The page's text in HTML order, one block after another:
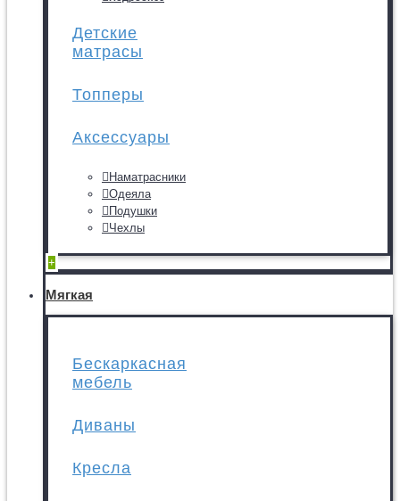
Детские
матрасы
Топперы
Аксессуары
Наматрасники
Одеяла
Подушки
Чехлы
+
Мягкая
Бескаркасная
мебель
Диваны
Кресла